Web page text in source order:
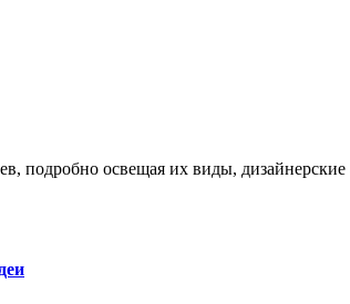
подробно освещая их виды,